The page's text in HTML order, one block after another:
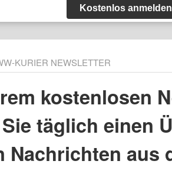
Kostenlos anmelden
KURIER NEWSLETTER
kostenlosen
täglich einen
Nachrichten aus